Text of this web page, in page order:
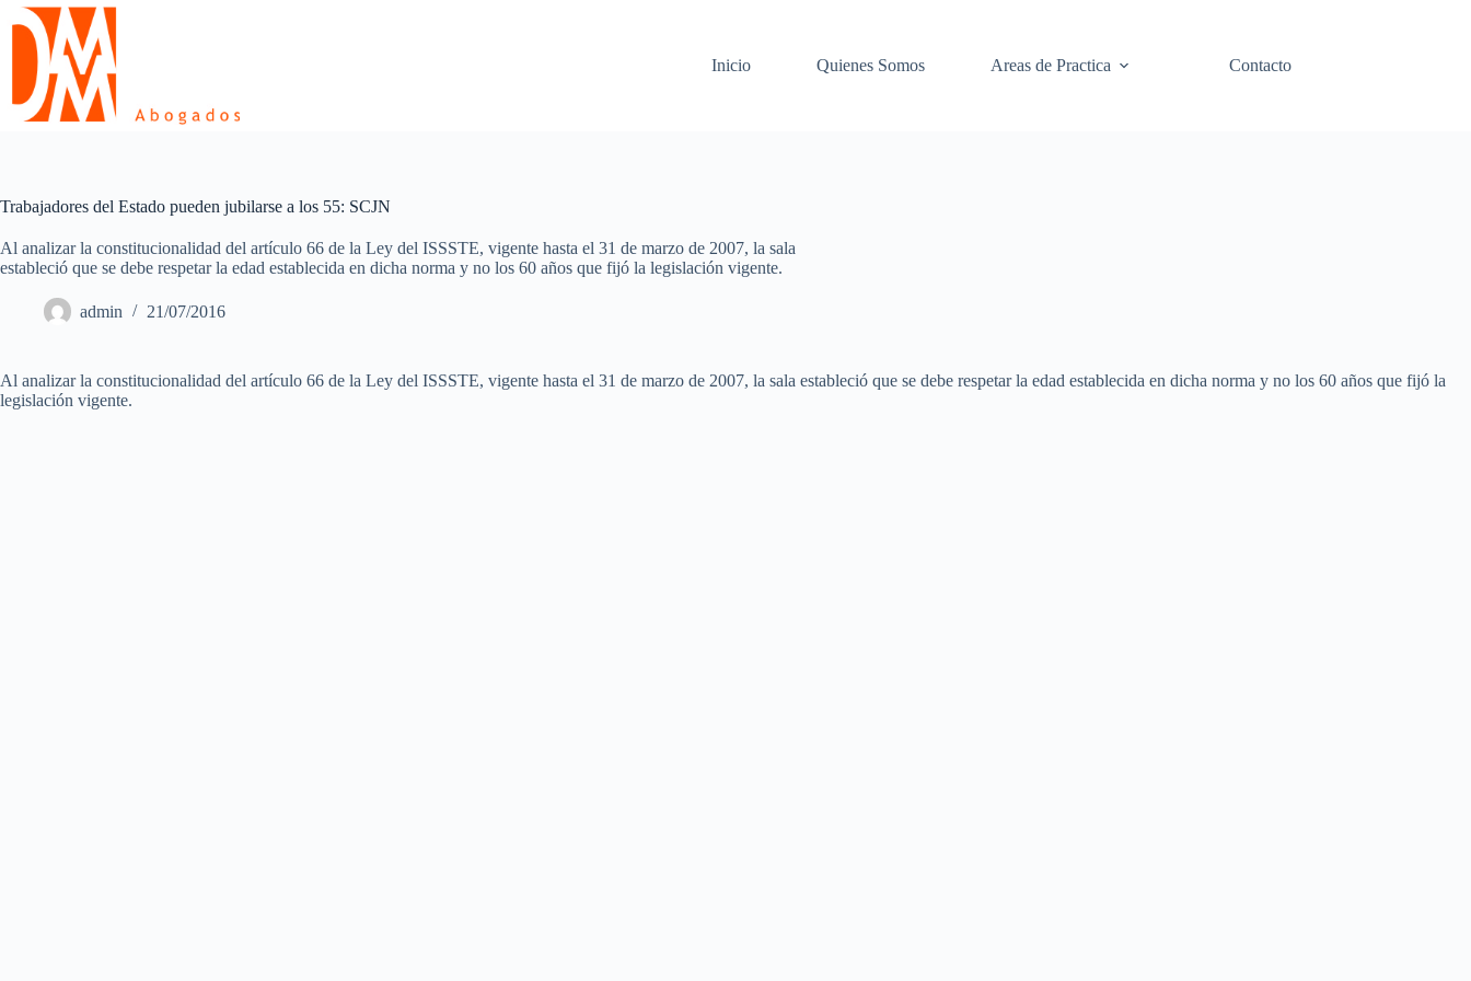
Skip
content
Inicio
Quienes Somos Areas de Practica Contacto
Trabajadores del Estado pueden jubilarse a los 55: SCJN
Al analizar la constitucionalidad del artículo 66 de la Ley del ISSSTE, vigente hasta el 31 de marzo de 2007, la sala
estableció que se debe respetar la edad establecida en dicha norma y no los 60 años que fijó la legislación vigente.
admin 21/07/2016
Al analizar la constitucionalidad del artículo 66 de la Ley del ISSSTE, vigente hasta el 31 de marzo de 2007, la sala estableció que se debe respetar la edad establecida en dicha norma y no los 60 años que fijó la
legislación vigente.